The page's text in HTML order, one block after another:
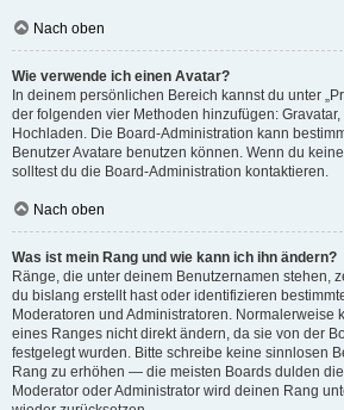
Nach oben
Wie verwende ich einen Avatar?
In deinem persönlichen Bereich kannst du unter
der folgenden vier Methoden hinzufügen:
Hochladen. Die Board-Administration kann
Benutzer Avatare benutzen können. Wenn du
solltest du die Board-Administration kontaktieren.
Nach oben
Was ist mein Rang und wie kann ich ihn ändern?
Ränge, die unter deinem Benutzernamen stehen,
du bislang erstellt hast oder identifizieren
Moderatoren und Administratoren. Normalerweise
eines Ranges nicht direkt ändern, da sie von der
festgelegt wurden. Bitte schreibe keine sinnlosen
Rang zu erhöhen — die meisten Boards dulden
Moderator oder Administrator wird deinen Rang